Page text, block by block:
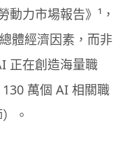
力市場報告》¹，
體經濟因素，而非
正在創造海量職
萬個 AI 相關職
。